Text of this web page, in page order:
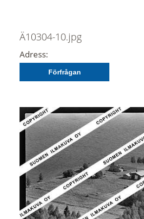
Ä10304-10.jpg
Adress:
Förfrågan